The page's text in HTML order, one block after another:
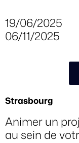
19/06/2025
06/11/2025
Strasbourg
Animer un
au sein de